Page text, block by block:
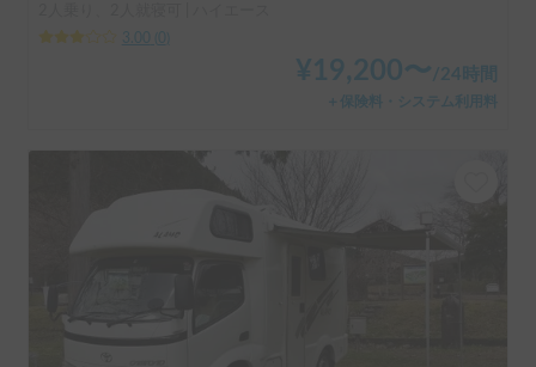
3.00
¥ 19,200〜 /24時間
＋保険料・システム利用料